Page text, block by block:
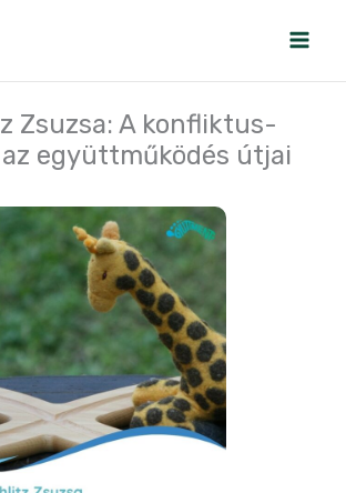
Zsuzsa: A konfliktus-
az együttműködés útjai